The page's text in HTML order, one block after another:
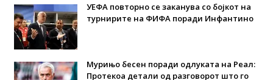
УЕФА повторно се заканува со бојкот на
турнирите на ФИФА поради Инфантино
Мурињо бесен поради одлуката на Реал:
Протекоа детали од разговорот што го